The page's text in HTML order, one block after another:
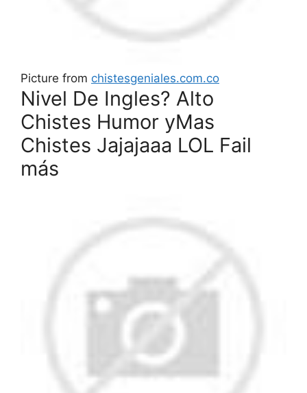
Picture from chistesgeniales.com.co
Nivel De Ingles? Alto
Chistes Humor yMas
Chistes Jajajaaa LOL Fail
más